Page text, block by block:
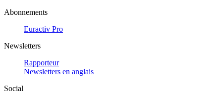
Abonnements
Euractiv Pro
Newsletters
Rapporteur
Newsletters en anglais
Social